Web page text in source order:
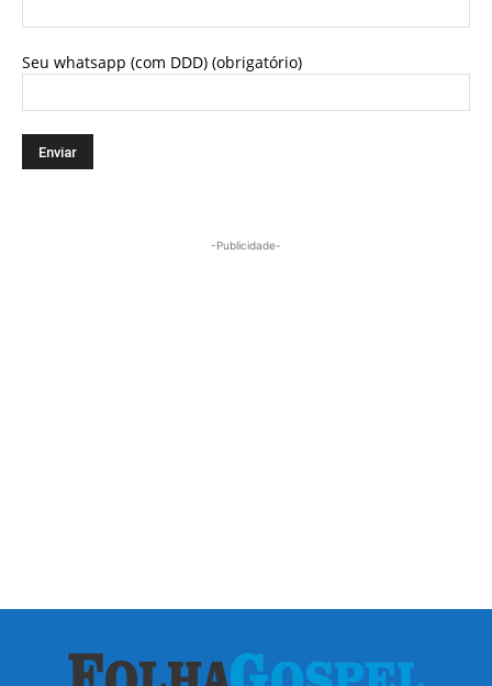
Seu whatsapp (com DDD) (obrigatório)
-Publicidade-